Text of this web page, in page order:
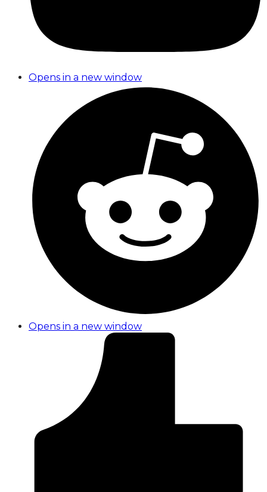
Opens in a new window
Opens in a new window